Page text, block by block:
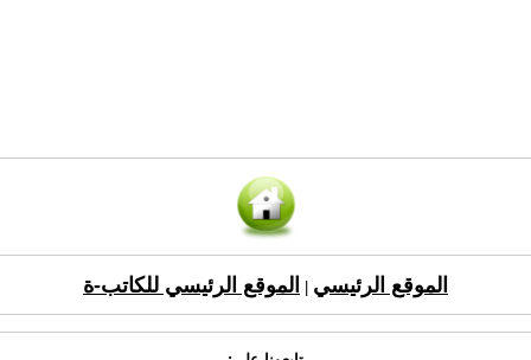
الموقع الرئيسي الموقع الرئيسي للكاتب-ة